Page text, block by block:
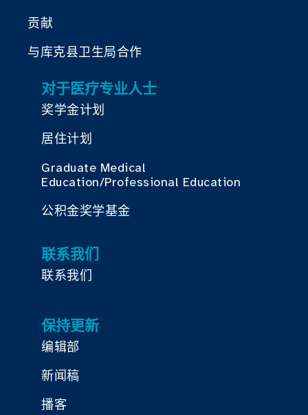
贡献
与库克县卫生局合作
对于医疗专业人士
奖学金计划
居住计划
Graduate Medical
Education/Professional Education
公积金奖学基金
联系我们
联系我们
保持更新
编辑部
新闻稿
播客